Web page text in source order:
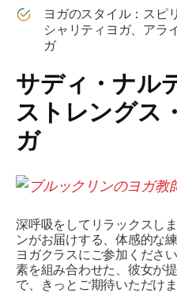
ヨガのスタイル：スピ
シャリティヨガ、アラ
ガ
サディ・ナル
ストレングス
ガ
深呼吸をしてリラックスし
ンがお届けする、体感的な
ヨガクラスにご参加くださ
素を組み合わせた、彼女が
で、きっとご期待いただけ